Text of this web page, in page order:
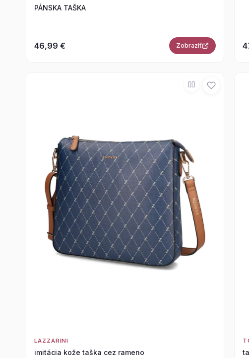
PÁNSKA TAŠKA
46,99 € Zobraziť
LAZZARINI
imitácia kože taška cez rameno